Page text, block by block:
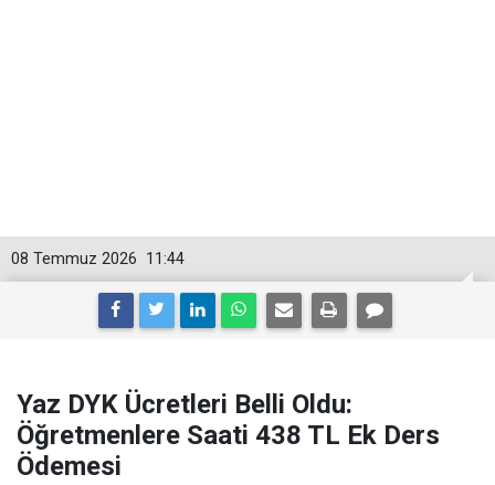
11:44
08 Temmuz 2026
Yaz DYK Ücretleri Belli Oldu:
Öğretmenlere Saati 438 TL Ek Ders
Ödemesi